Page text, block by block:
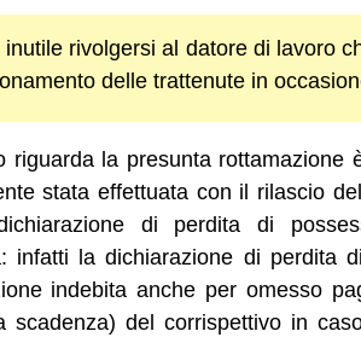
inutile rivolgersi al datore di lavoro
delle trattenute in
riguarda la presunta
stata effettuata con il rilascio
di perdita di
infatti la dichiarazione di perdita
indebita anche per omesso
scadenza) del corrispettivo in